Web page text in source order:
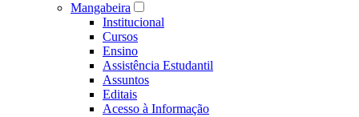
Mangabeira
Institucional
Cursos
Ensino
Assistência Estudantil
Assuntos
Editais
Acesso à Informação